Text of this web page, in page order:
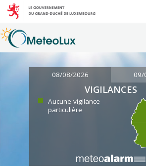
08/08/2026 09/
VIGILANCES
Aucune vigilance
particulière